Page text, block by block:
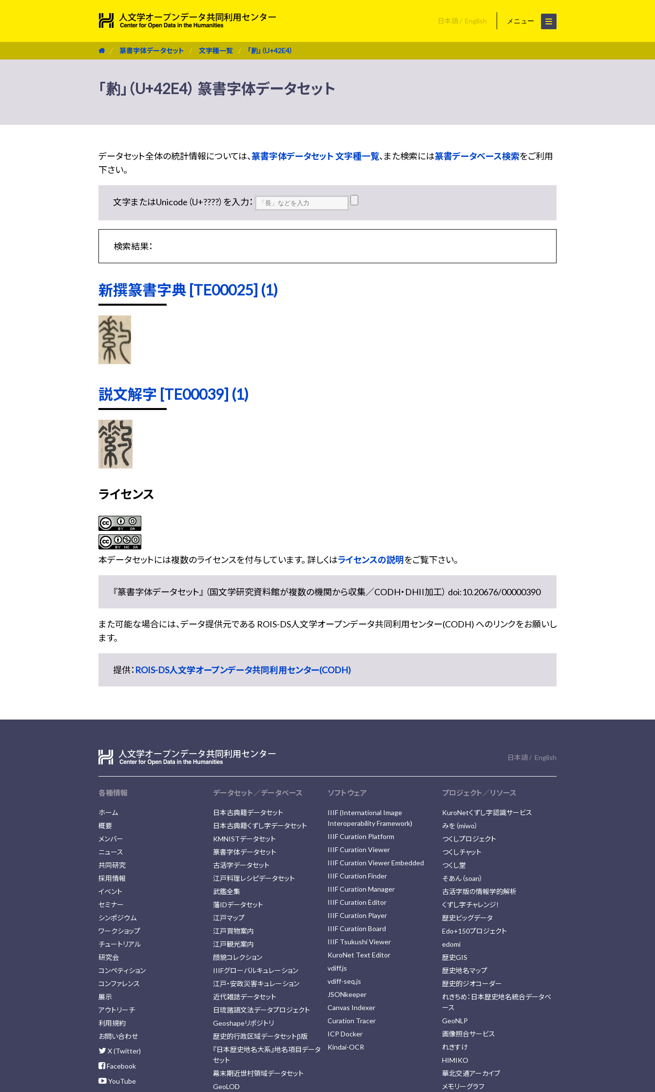
日本語 English メニュー
篆書字体データセット 文字種一覧 「䋤」（U+42E4）
「䋤」（U+42E4） 篆書字体データセット
データセット全体の統計情報については、篆書字体データセット 文字種一覧、また検索には篆書データベース検索をご利用
下さい。
文字またはUnicode（U+????）を入力：
検索結果：
新撰篆書字典 [TE00025] (1)
説文解字 [TE00039] (1)
ライセンス
本データセットには複数のライセンスを付与しています。 詳しくはライセンスの説明をご覧下さい。
『篆書字体データセット』 （国文学研究資料館が複数の機関から収集／CODH・DHII加工） doi:10.20676/00000390
また可能な場合には、データ提供元である ROIS-DS人文学オープンデータ共同利用センター(CODH) へのリンクをお願いし
ます。
提供： ROIS-DS人文学オープンデータ共同利用センター(CODH)
日本語 English
各種情報
ホーム
概要
メンバー
ニュース
共同研究
採用情報
イベント
セミナー
シンポジウム
ワークショップ
チュートリアル
研究会
コンペティション
コンファレンス
展示
アウトリーチ
利用規約
お問い合わせ
X (Twitter)
Facebook
YouTube
データセット／データベース
日本古典籍データセット
日本古典籍くずし字データセット
KMNISTデータセット
篆書字体データセット
古活字データセット
江戸料理レシピデータセット
武鑑全集
藩IDデータセット
江戸マップ
江戸買物案内
江戸観光案内
顔貌コレクション
IIIFグローバルキュレーション
江戸・安政災害キュレーション
近代雑誌データセット
日琉諸語文法データプロジェクト
Geoshapeリポジトリ
歴史的行政区域データセットβ版
『日本歴史地名大系』地名項目データ
セット
幕末期近世村領域データセット
GeoLOD
ソフトウェア
IIIF (International Image
Interoperability Framework)
IIIF Curation Platform
IIIF Curation Viewer
IIIF Curation Viewer Embedded
IIIF Curation Finder
IIIF Curation Manager
IIIF Curation Editor
IIIF Curation Player
IIIF Curation Board
IIIF Tsukushi Viewer
KuroNet Text Editor
vdiff.js
vdiff-seq.js
JSONkeeper
Canvas Indexer
Curation Tracer
ICP Docker
Kindai-OCR
プロジェクト／リソース
KuroNetくずし字認識サービス
みを（miwo）
つくしプロジェクト
つくしチャット
つくし堂
そあん（soan）
古活字版の情報学的解析
くずし字チャレンジ！
歴史ビッグデータ
Edo+150プロジェクト
edomi
歴史GIS
歴史地名マップ
歴史的ジオコーダー
れきちめ：日本歴史地名統合データベ
ース
GeoNLP
画像照合サービス
れきすけ
HIMIKO
華北交通アーカイブ
メモリーグラフ